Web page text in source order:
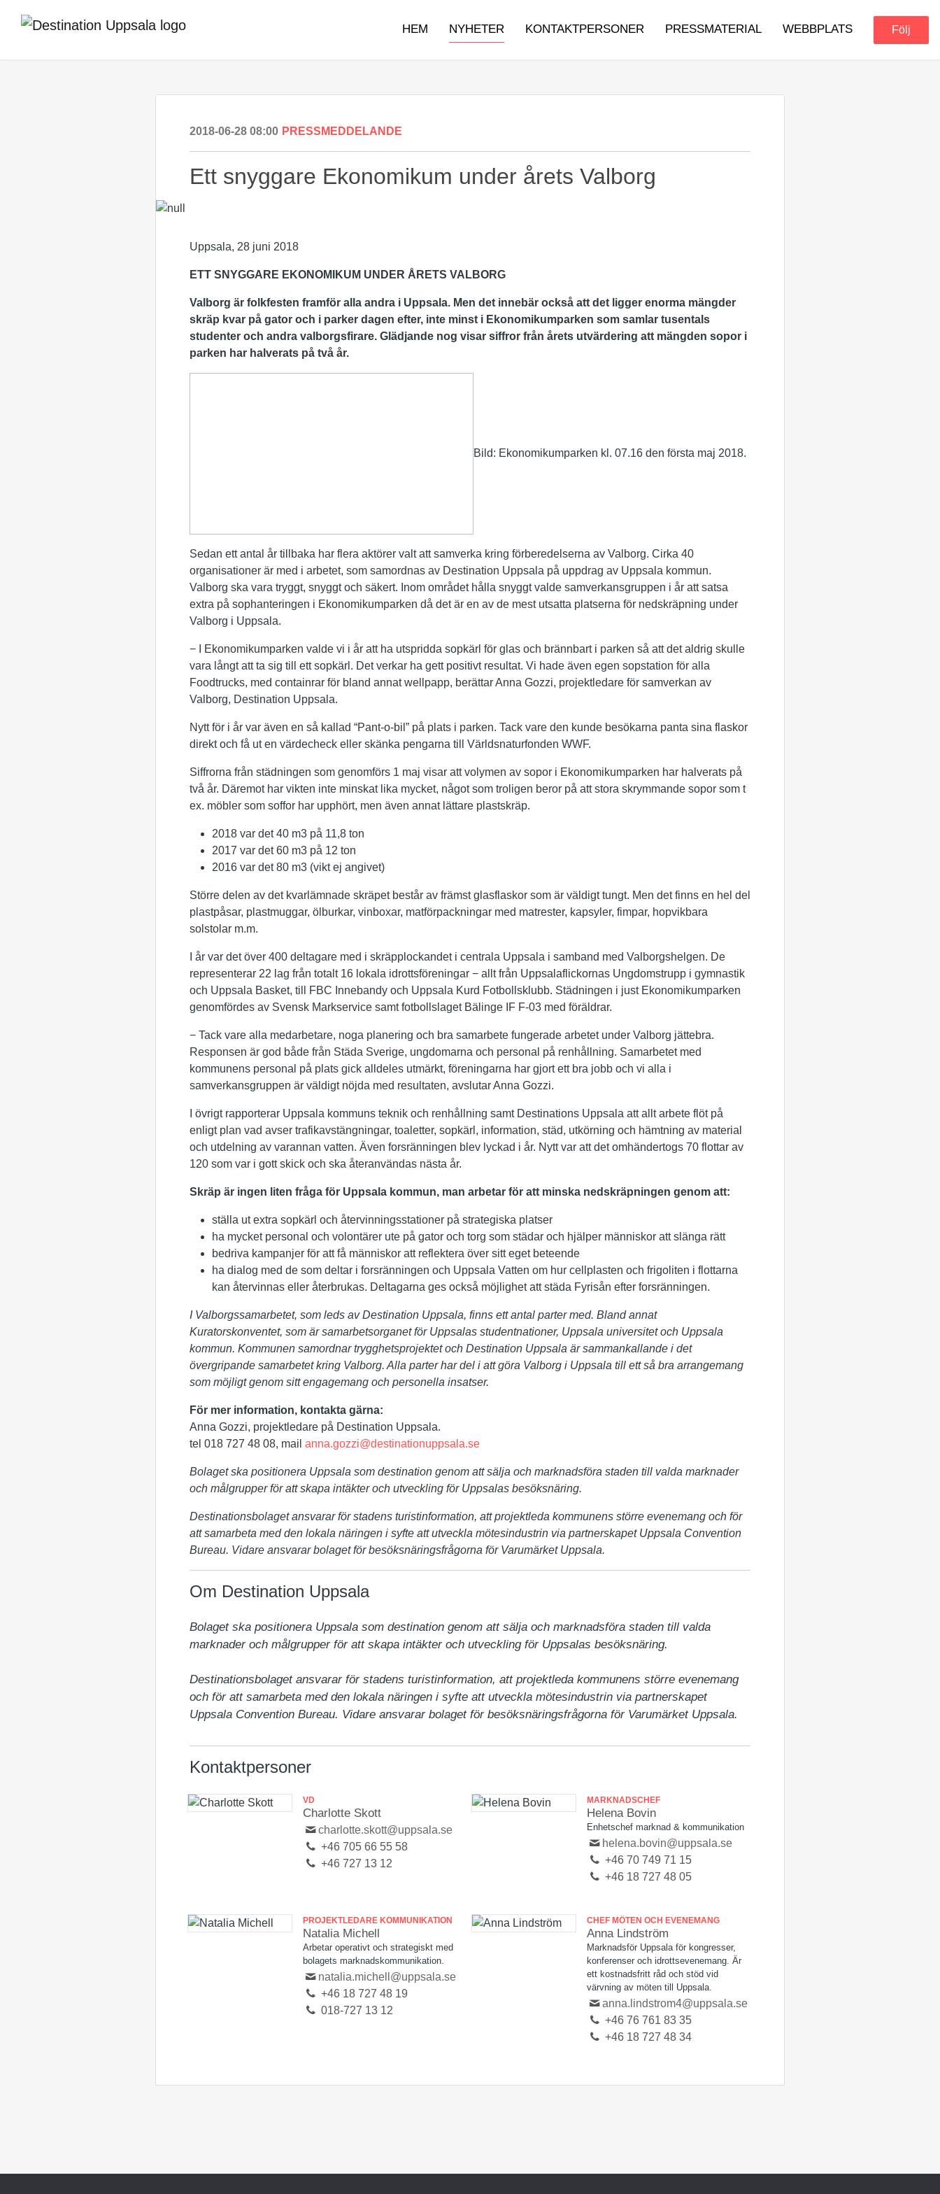
HEM NYHETER KONTAKTPERSONER PRESSMATERIAL WEBBPLATS Följ
2018-06-28 08:00 PRESSMEDDELANDE
Ett snyggare Ekonomikum under årets Valborg
Uppsala, 28 juni 2018
ETT SNYGGARE EKONOMIKUM UNDER ÅRETS VALBORG
Valborg är folkfesten framför alla andra i Uppsala. Men det innebär också att det ligger enorma mängder
skräp kvar på gator och i parker dagen efter, inte minst i Ekonomikumparken som samlar tusentals
studenter och andra valborgsfirare. Glädjande nog visar siffror från årets utvärdering att mängden sopor i
parken har halverats på två år.
Bild: Ekonomikumparken kl. 07.16 den första maj 2018.
Sedan ett antal år tillbaka har flera aktörer valt att samverka kring förberedelserna av Valborg. Cirka 40
organisationer är med i arbetet, som samordnas av Destination Uppsala på uppdrag av Uppsala kommun.
Valborg ska vara tryggt, snyggt och säkert. Inom området hålla snyggt valde samverkansgruppen i år att satsa
extra på sophanteringen i Ekonomikumparken då det är en av de mest utsatta platserna för nedskräpning under
Valborg i Uppsala.
− I Ekonomikumparken valde vi i år att ha utspridda sopkärl för glas och brännbart i parken så att det aldrig skulle
vara långt att ta sig till ett sopkärl. Det verkar ha gett positivt resultat. Vi hade även egen sopstation för alla
Foodtrucks, med containrar för bland annat wellpapp, berättar Anna Gozzi, projektledare för samverkan av
Valborg, Destination Uppsala.
Nytt för i år var även en så kallad “Pant-o-bil” på plats i parken. Tack vare den kunde besökarna panta sina flaskor
direkt och få ut en värdecheck eller skänka pengarna till Världsnaturfonden WWF.
Siffrorna från städningen som genomförs 1 maj visar att volymen av sopor i Ekonomikumparken har halverats på
två år. Däremot har vikten inte minskat lika mycket, något som troligen beror på att stora skrymmande sopor som t
ex. möbler som soffor har upphört, men även annat lättare plastskräp.
2018 var det 40 m3 på 11,8 ton
2017 var det 60 m3 på 12 ton
2016 var det 80 m3 (vikt ej angivet)
Större delen av det kvarlämnade skräpet består av främst glasflaskor som är väldigt tungt. Men det finns en hel del
plastpåsar, plastmuggar, ölburkar, vinboxar, matförpackningar med matrester, kapsyler, fimpar, hopvikbara
solstolar m.m.
I år var det över 400 deltagare med i skräpplockandet i centrala Uppsala i samband med Valborgshelgen. De
representerar 22 lag från totalt 16 lokala idrottsföreningar − allt från Uppsalaflickornas Ungdomstrupp i gymnastik
och Uppsala Basket, till FBC Innebandy och Uppsala Kurd Fotbollsklubb. Städningen i just Ekonomikumparken
genomfördes av Svensk Markservice samt fotbollslaget Bälinge IF F-03 med föräldrar.
− Tack vare alla medarbetare, noga planering och bra samarbete fungerade arbetet under Valborg jättebra.
Responsen är god både från Städa Sverige, ungdomarna och personal på renhållning. Samarbetet med
kommunens personal på plats gick alldeles utmärkt, föreningarna har gjort ett bra jobb och vi alla i
samverkansgruppen är väldigt nöjda med resultaten, avslutar Anna Gozzi.
I övrigt rapporterar Uppsala kommuns teknik och renhållning samt Destinations Uppsala att allt arbete flöt på
enligt plan vad avser trafikavstängningar, toaletter, sopkärl, information, städ, utkörning och hämtning av material
och utdelning av varannan vatten. Även forsränningen blev lyckad i år. Nytt var att det omhändertogs 70 flottar av
120 som var i gott skick och ska återanvändas nästa år.
Skräp är ingen liten fråga för Uppsala kommun, man arbetar för att minska nedskräpningen genom att:
ställa ut extra sopkärl och återvinningsstationer på strategiska platser
ha mycket personal och volontärer ute på gator och torg som städar och hjälper människor att slänga rätt
bedriva kampanjer för att få människor att reflektera över sitt eget beteende
ha dialog med de som deltar i forsränningen och Uppsala Vatten om hur cellplasten och frigoliten i flottarna
kan återvinnas eller återbrukas. Deltagarna ges också möjlighet att städa Fyrisån efter forsränningen.
I Valborgssamarbetet, som leds av Destination Uppsala, finns ett antal parter med. Bland annat
Kuratorskonventet, som är samarbetsorganet för Uppsalas studentnationer, Uppsala universitet och Uppsala
kommun. Kommunen samordnar trygghetsprojektet och Destination Uppsala är sammankallande i det
övergripande samarbetet kring Valborg. Alla parter har del i att göra Valborg i Uppsala till ett så bra arrangemang
som möjligt genom sitt engagemang och personella insatser.
För mer information, kontakta gärna:
Anna Gozzi, projektledare på Destination Uppsala.
tel 018 727 48 08, mail anna.gozzi@destinationuppsala.se
Bolaget ska positionera Uppsala som destination genom att sälja och marknadsföra staden till valda marknader
och målgrupper för att skapa intäkter och utveckling för Uppsalas besöksnäring.
Destinationsbolaget ansvarar för stadens turistinformation, att projektleda kommunens större evenemang och för
att samarbeta med den lokala näringen i syfte att utveckla mötesindustrin via partnerskapet Uppsala Convention
Bureau. Vidare ansvarar bolaget för besöksnäringsfrågorna för Varumärket Uppsala.
Om Destination Uppsala
Bolaget ska positionera Uppsala som destination genom att sälja och marknadsföra staden till valda
marknader och målgrupper för att skapa intäkter och utveckling för Uppsalas besöksnäring.
Destinationsbolaget ansvarar för stadens turistinformation, att projektleda kommunens större evenemang
och för att samarbeta med den lokala näringen i syfte att utveckla mötesindustrin via partnerskapet
Uppsala Convention Bureau. Vidare ansvarar bolaget för besöksnäringsfrågorna för Varumärket Uppsala.
Kontaktpersoner
VD
Charlotte Skott
charlotte.skott@uppsala.se
+46 705 66 55 58
+46 727 13 12
MARKNADSCHEF
Helena Bovin
Enhetschef marknad & kommunikation
helena.bovin@uppsala.se
+46 70 749 71 15
+46 18 727 48 05
PROJEKTLEDARE KOMMUNIKATION
Natalia Michell
Arbetar operativt och strategiskt med
bolagets marknadskommunikation.
natalia.michell@uppsala.se
+46 18 727 48 19
018-727 13 12
CHEF MÖTEN OCH EVENEMANG
Anna Lindström
Marknadsför Uppsala för kongresser,
konferenser och idrottsevenemang. Är
ett kostnadsfritt råd och stöd vid
värvning av möten till Uppsala.
anna.lindstrom4@uppsala.se
+46 76 761 83 35
+46 18 727 48 34